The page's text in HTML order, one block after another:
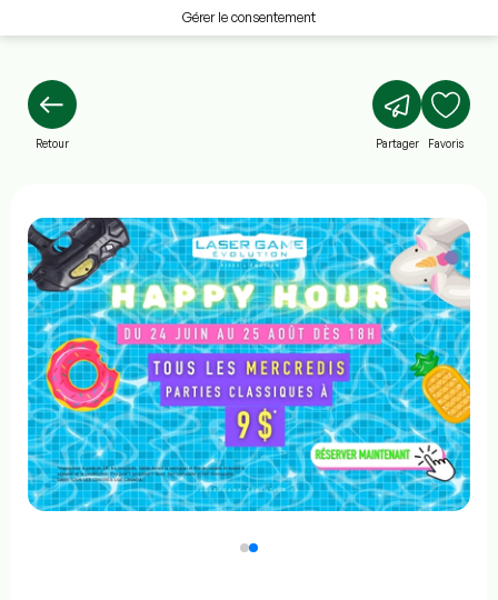
Gérer le consentement
Retour Partager Favoris